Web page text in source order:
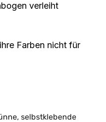
verleiht
Farben nicht für
selbstklebende